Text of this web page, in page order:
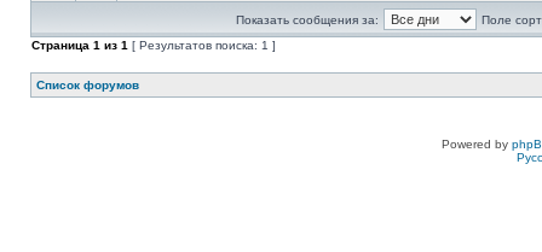
Показать сообщения за:
Поле
Страница 1 из 1 [ Результатов поиска: 1 ]
Список форумов
Powered by